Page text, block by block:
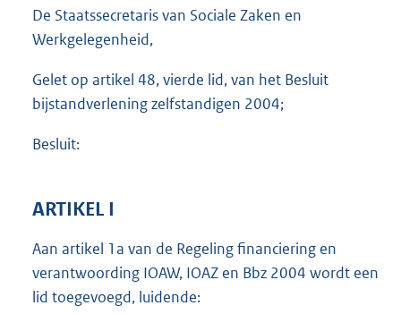
6
De Staatssecretaris van Sociale Zaken en
Werkgelegenheid,
Gelet op artikel 48, vierde lid, van het Besluit
bijstandverlening zelfstandigen 2004;
Besluit:
ARTIKEL I
Aan artikel 1a van de Regeling financiering en
verantwoording IOAW, IOAZ en Bbz 2004 wordt een
lid toegevoegd, luidende: